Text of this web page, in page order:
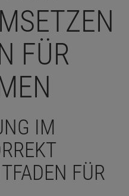
FÜR
IM
FÜR